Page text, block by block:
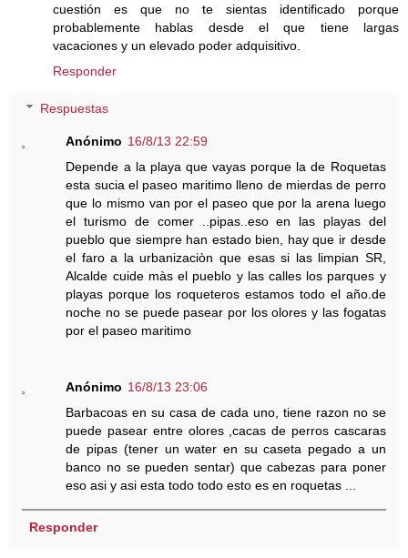
cuestión es que no te sientas identificado porque
probablemente hablas desde el que tiene largas
vacaciones y un elevado poder adquisitivo.
Responder
Respuestas
Anónimo 16/8/13 22:59
Depende a la playa que vayas porque la de Roquetas
esta sucia el paseo maritimo lleno de mierdas de perro
que lo mismo van por el paseo que por la arena luego
el turismo de comer ..pipas..eso en las playas del
pueblo que siempre han estado bien, hay que ir desde
el faro a la urbanizaciòn que esas si las limpian SR,
Alcalde cuide màs el pueblo y las calles los parques y
playas porque los roqueteros estamos todo el año.de
noche no se puede pasear por los olores y las fogatas
por el paseo maritimo
Anónimo 16/8/13 23:06
Barbacoas en su casa de cada uno, tiene razon no se
puede pasear entre olores ,cacas de perros cascaras
de pipas (tener un water en su caseta pegado a un
banco no se pueden sentar) que cabezas para poner
eso asi y asi esta todo todo esto es en roquetas ...
Responder